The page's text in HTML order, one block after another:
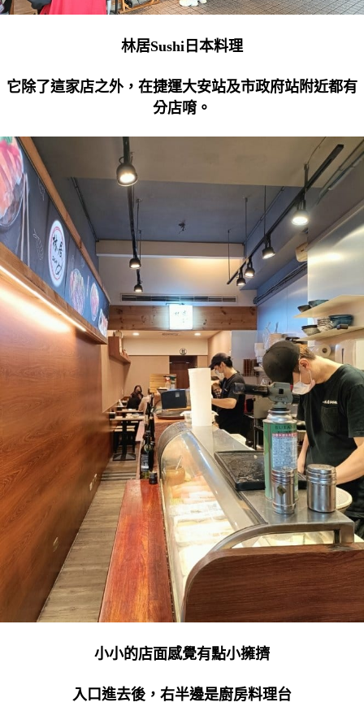
林居Sushi日本料理
它除了這家店之外，在捷運大安站及市政府站附近都有
分店唷。
小小的店面感覺有點小擁擠
入口進去後，右半邊是廚房料理台